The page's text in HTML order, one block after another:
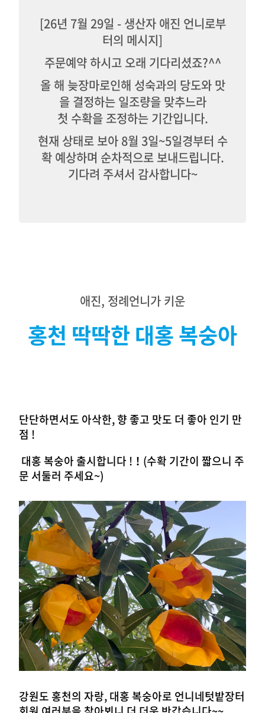
[26년 7월 29일 - 생산자 애진 언니로부
터의 메시지]
주문예약 하시고 오래 기다리셨죠?^^
올 해 늦장마로인해 성숙과의 당도와 맛
을 결정하는 일조량을 맞추느라
첫 수확을 조정하는 기간입니다.
현재 상태로 보아 8월 3일~5일경부터 수
확 예상하며 순차적으로 보내드립니다.
기다려 주셔서 감사합니다~
애진, 정례언니가 키운
홍천 딱딱한 대홍 복숭아
단단하면서도 아삭한, 향 좋고 맛도 더 좋아 인기 만
점 !
대홍 복숭아 출시합니다 !！ (수확 기간이 짧으니 주
문 서둘러 주세요~)
강원도 홍천의 자랑, 대홍 복숭아로 언니네텃밭장터